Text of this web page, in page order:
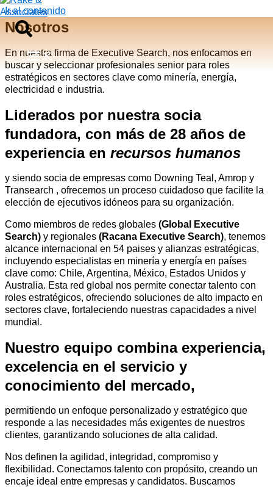
Ir al contenido
Nosotros
En nuestra firma de Executive Search, nos enfocamos en
buscar y seleccionar profesionales senior para roles
estratégicos en sectores clave como minería, energía,
electricidad e industria.
Liderados por nuestra socia
fundadora, con más de 28 años de
experiencia en recursos humanos
y siendo socia de empresas como Downing Teal, Amrop y
Transearch , ofrecemos un proceso cuidadoso que facilite la
elección de ejecutivos idóneos para su organización.
Como miembros de redes globales (Global Executive
Search) y regionales (Racana Executive Search), tenemos
alcance internacional en 54 paises y alianzas estratégicas,
incluyendo especialistas en minería y energía en países
clave como: Chile, Argentina, México, Estados Unidos y
Australia. Esta red global nos permite conectar talento con
roles estratégicos, ofreciendo soluciones de alto impacto en
sectores clave, fortaleciendo nuestras capacidades a nivel
mundial.
Nuestro equipo combina experiencia,
excelencia en el servicio y
conocimiento del mercado,
permitiendo un enfoque personalizado y estratégico que
responde a las necesidades más exigentes de nuestros
clientes, garantizando soluciones de alta calidad.
Nos definen la agilidad, integridad, compromiso y
flexibilidad. Conectamos talento con propósito, creando un
encaje ideal entre empresas y candidatos. Buscamos